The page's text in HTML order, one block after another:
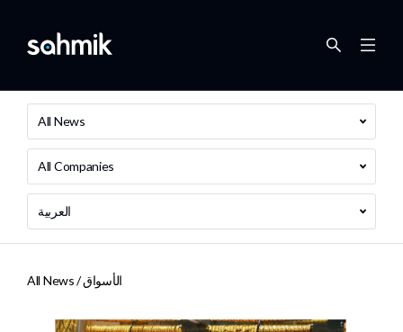
All News
All Companies
العربية
All News /الأسواق